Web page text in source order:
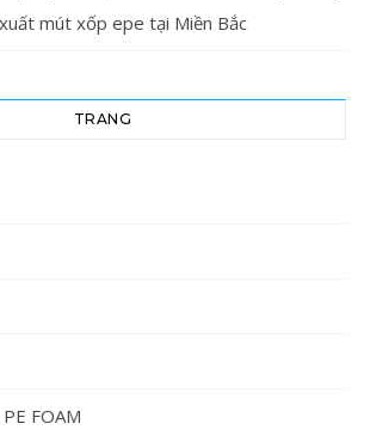
mút xốp epe tại Miền Bắc
TRANG
FOAM